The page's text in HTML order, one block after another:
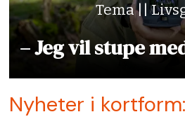
Tema ||
– Jeg vil stupe
Nyheter i kortform: